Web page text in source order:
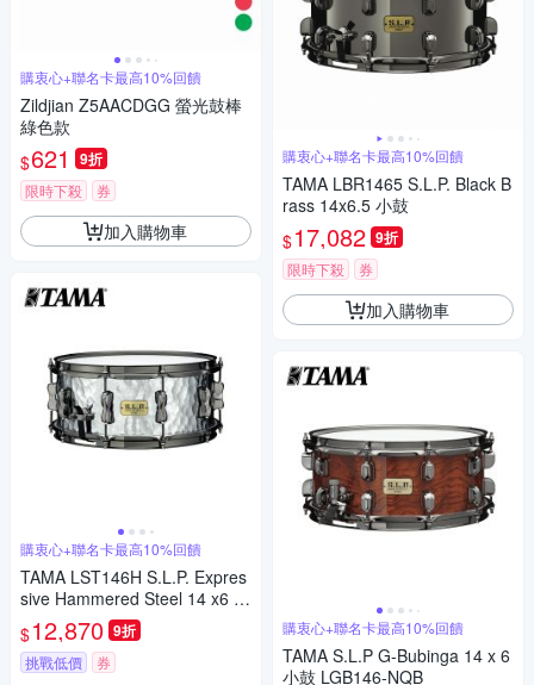
購衷心+聯名卡最高10%回饋
Zildjian Z5AACDGG 螢光鼓棒
綠色款
$621 9折
限時下殺 券
加入購物車
購衷心+聯名卡最高10%回饋
TAMA LST146H S.L.P. Expres
sive Hammered Steel 14 x6 小
鼓
$12,870 9折
挑戰低價 券
購衷心+聯名卡最高10%回饋
TAMA LBR1465 S.L.P. Black B
rass 14x6.5 小鼓
$17,082 9折
限時下殺 券
加入購物車
購衷心+聯名卡最高10%回饋
TAMA S.L.P G-Bubinga 14 x 6
小鼓 LGB146-NQB